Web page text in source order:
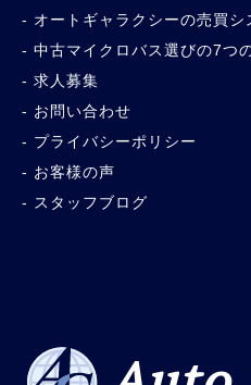
オートギャラクシーの売買シ
中古マイクロバス選びの7つ
求人募集
お問い合わせ
プライバシーポリシー
お客様の声
スタッフブログ